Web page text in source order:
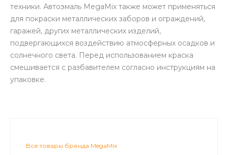
техники. Автоэмаль MegaMix также может применяться
для покраски металлических заборов и ограждений,
гаражей, других металлических изделий,
подвергающихся воздействию атмосферных осадков и
солнечного света. Перед использованием краска
смешивается с разбавителем согласно инструкциям на
упаковке.
Все товары бренда MegaMix